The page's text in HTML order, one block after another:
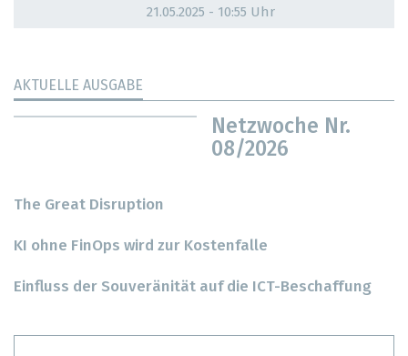
21.05.2025 - 10:55 Uhr
AKTUELLE AUSGABE
Netzwoche Nr.
08/2026
The Great Disruption
KI ohne FinOps wird zur Kostenfalle
Einfluss der Souveränität auf die ICT-Beschaffung